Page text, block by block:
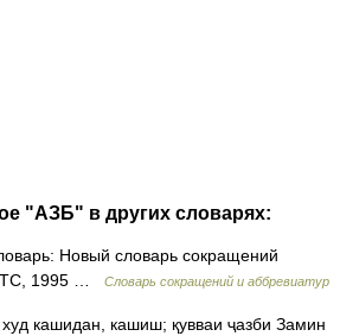
"АЗБ" в других словарях:
Новый словарь сокращений
1995 …
Словарь сокращений и аббревиатур